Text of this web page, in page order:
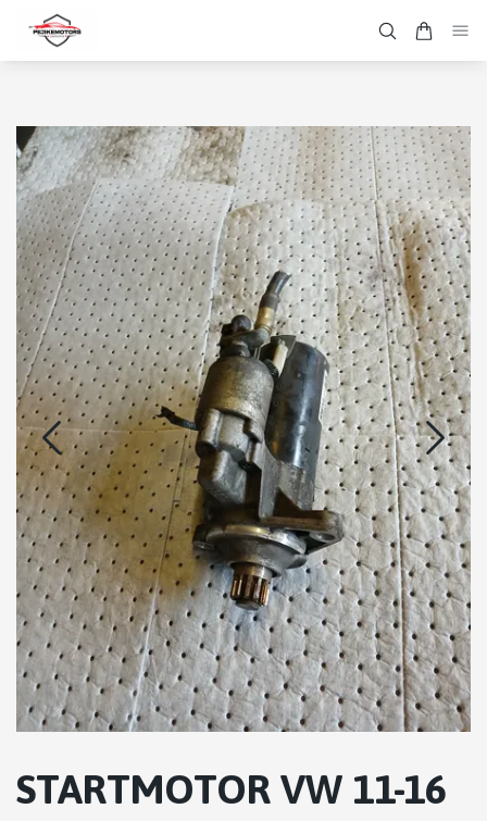
STARTMOTOR VW 11-16